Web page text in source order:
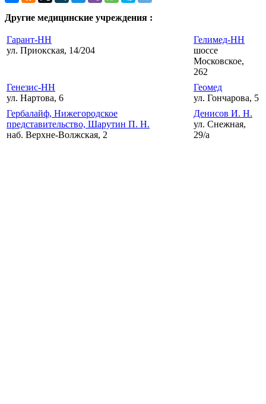
Другие медицинские учреждения :
Гарант-НН
ул. Приокская, 14/204
Гелимед-НН
шоссе
Московское,
262
Генезис-НН
ул. Нартова, 6
Геомед
ул. Гончарова, 5
Гербалайф, Нижегородское
представительство, Шарутин П. Н.
наб. Верхне-Волжская, 2
Денисов И. Н.
ул. Снежная,
29/а